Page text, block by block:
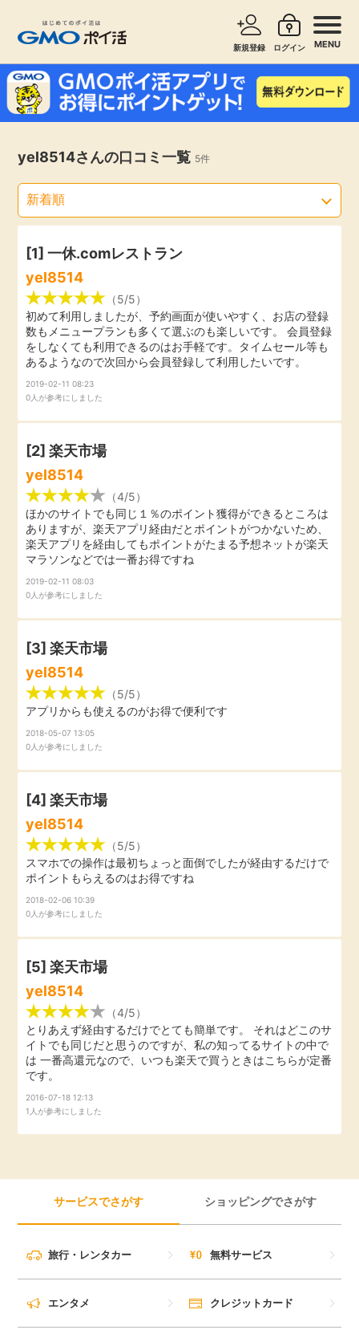
新規登録 ログイン MENU
お知らせ
新着
高還元
無料
即日還元
アンケート
ゲーム
買い物
モニター
ポイ活お得情報
お友達紹介
カード比較
毎日ゲット
GMOポイ活の使い方
ヘルプセンター
サービスで探す ショッピングで探す
旅行・レンタカー
エンタメ
クレジットカード
暮らし
引っ越し
買取・査定
学び
進学・教育
美容・健康
月額有料サービス
銀行・金融・投資
家計の固定費
yel8514さんの口コミ一覧 5件
[1] 一休.comレストラン
yel8514
（5/5）
初めて利用しましたが、予約画面が使いやすく、お店の登録
数もメニュープランも多くて選ぶのも楽しいです。 会員登録
をしなくても利用できるのはお手軽です。タイムセール等も
あるようなので次回から会員登録して利用したいです。
2019-02-11 08:23
0人が参考にしました
[2]楽天市場
yel8514
（4/5）
ほかのサイトでも同じ１％のポイント獲得ができるところは
ありますが、楽天アプリ経由だとポイントがつかないため、
楽天アプリを経由してもポイントがたまる予想ネットが楽天
マラソンなどでは一番お得ですね
2019-02-11 08:03
0人が参考にしました
[3]楽天市場
yel8514
（5/5）
アプリからも使えるのがお得で便利です
2018-05-07 13:05
0人が参考にしました
[4]楽天市場
yel8514
（5/5）
スマホでの操作は最初ちょっと面倒でしたが経由するだけで
ポイントもらえるのはお得ですね
2018-02-06 10:39
0人が参考にしました
[5]楽天市場
yel8514
（4/5）
とりあえず経由するだけでとても簡単です。 それはどこのサ
イトでも同じだと思うのですが、私の知ってるサイトの中で
は 一番高還元なので、いつも楽天で買うときはこちらが定番
です。
2016-07-18 12:13
1人が参考にしました
サービスでさがす ショッピングでさがす
旅行・レンタカー 無料サービス
エンタメ クレジットカード